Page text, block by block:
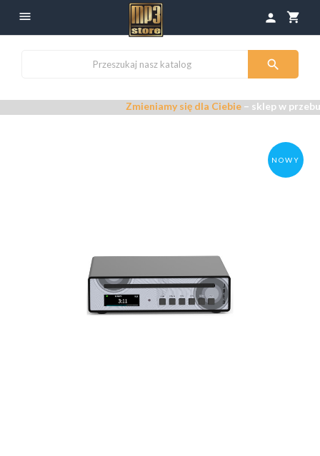
 shopping_cart
person

Zmieniamy się dla Ciebie– sklep w
NOWY